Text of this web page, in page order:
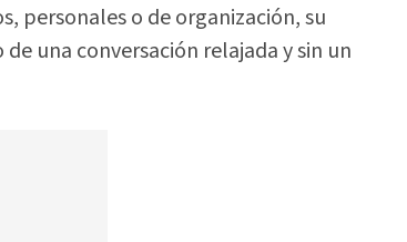
personales o de organización, su
una conversación relajada y sin un